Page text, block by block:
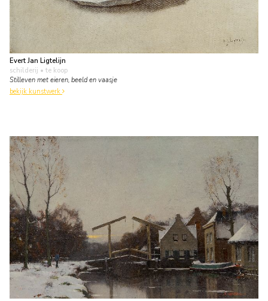
Evert Jan Ligtelijn
schilderij • te koop
Stilleven met eieren, beeld en vaasje
bekijk kunstwerk